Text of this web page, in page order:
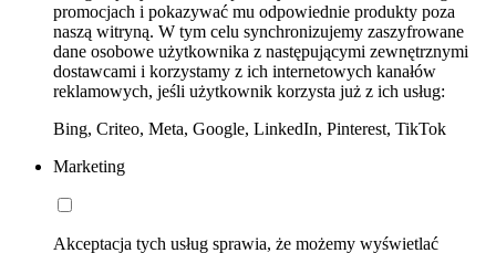
promocjach i pokazywać mu odpowiednie produkty poza
naszą witryną. W tym celu synchronizujemy zaszyfrowane
dane osobowe użytkownika z następującymi zewnętrznymi
dostawcami i korzystamy z ich internetowych kanałów
reklamowych, jeśli użytkownik korzysta już z ich usług:
Bing, Criteo, Meta, Google, LinkedIn, Pinterest, TikTok
Marketing
Akceptacja tych usług sprawia, że możemy wyświetlać